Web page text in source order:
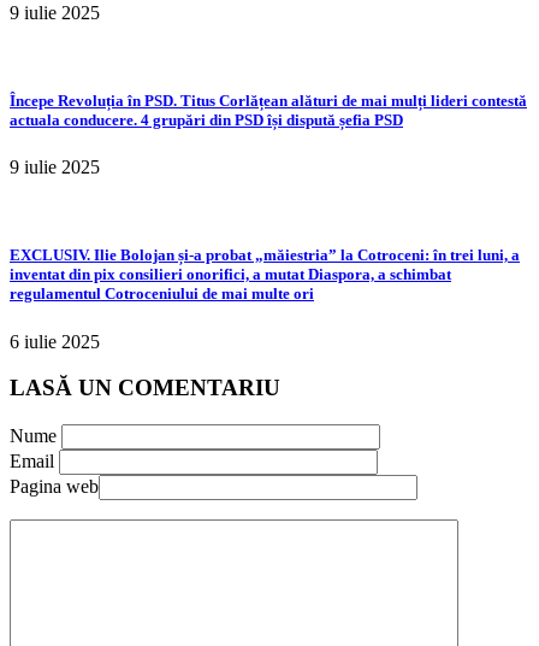
9 iulie 2025
Începe Revoluția în PSD. Titus Corlățean alături de mai mulți lideri contestă
actuala conducere. 4 grupări din PSD își dispută șefia PSD
9 iulie 2025
EXCLUSIV. Ilie Bolojan și-a probat „măiestria” la Cotroceni: în trei luni, a
inventat din pix consilieri onorifici, a mutat Diaspora, a schimbat
regulamentul Cotroceniului de mai multe ori
6 iulie 2025
LASĂ UN COMENTARIU
Nume
Email
Pagina web